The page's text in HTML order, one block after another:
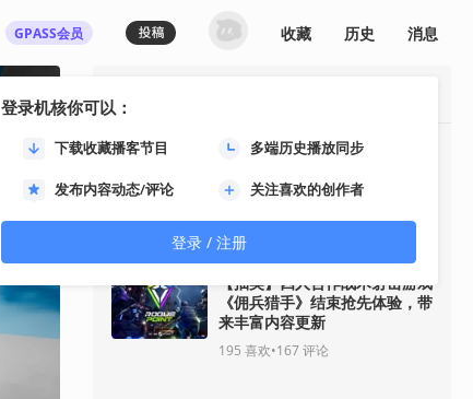
GPASS会员
登录机核你可以：
下载收藏播客节目 多端历史播放同步
发布内容动态/评论 关注喜欢的创作者
登录 / 注册
收藏 历史 消息
最热资讯
《影之刃零》8月12日开启预
晓！
93喜欢•33评论
【抽奖】四人合作战术射击游戏
《佣兵猎手》结束抢先体验，带
来丰富内容更新
195 喜欢•167评论